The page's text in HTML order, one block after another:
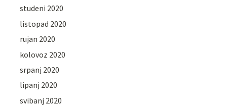
studeni 2020
listopad 2020
rujan 2020
kolovoz 2020
srpanj 2020
lipanj 2020
svibanj 2020